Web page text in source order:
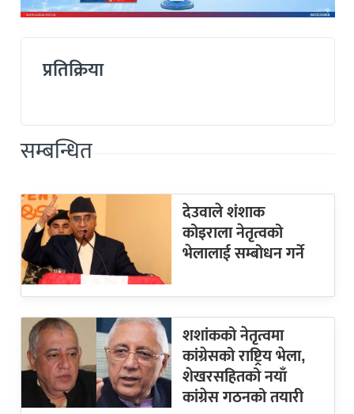
प्रतिक्रिया
सम्बन्धित
देउवाले शंशाक
कोइराला नेतृत्वको
भेलालाई सम्बोधन गर्ने
शशांकको नेतृत्वमा
कांग्रेसको राष्ट्रिय भेला,
शेखरसहितको नयाँ
कांग्रेस गठनको तयारी